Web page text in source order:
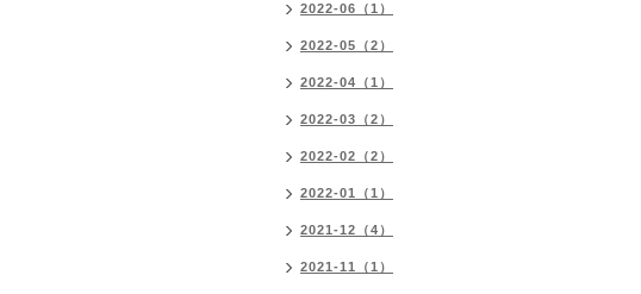
2022-06（1）
2022-05（2）
2022-04（1）
2022-03（2）
2022-02（2）
2022-01（1）
2021-12（4）
2021-11（1）